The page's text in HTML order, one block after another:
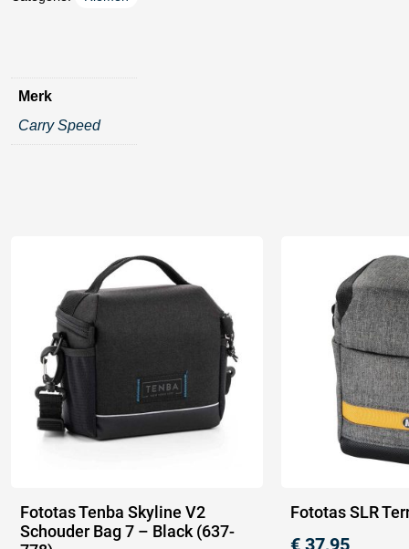
Merk
Carry Speed
Fototas Tenba Skyline V2
Schouder Bag 7 – Black (637-
Fototas SLR
€ 37,95